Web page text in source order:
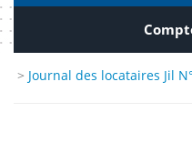
rejoindre
> Journal des locataires Jil